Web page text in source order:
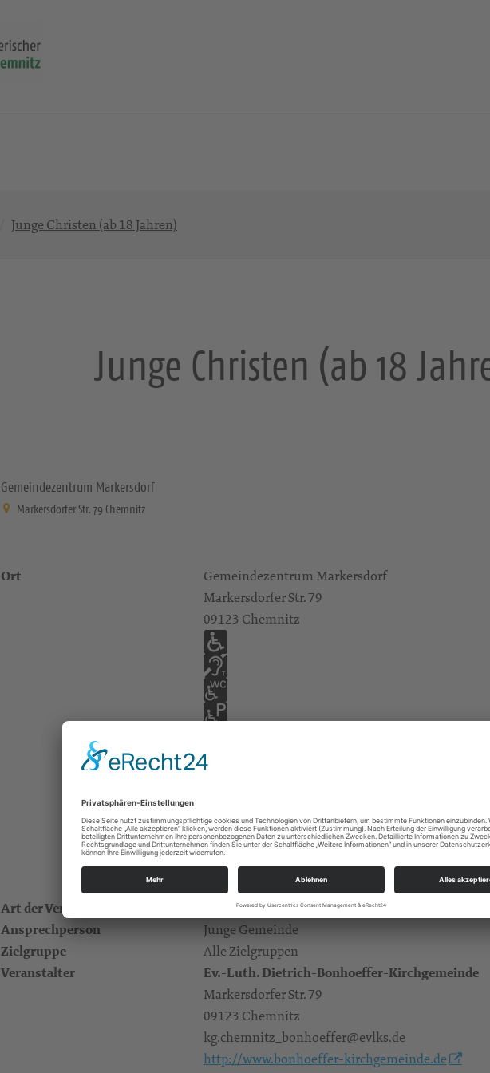
Junge Christen (ab 18 Jahren)
Junge Christen (ab 18
Gemeindezentrum Markersdorf
Markersdorfer Str. 79 Chemnitz
Ort
Gemeindezentrum Markersdorf
Markersdorfer Str. 79
09123 Chemnitz
Art der Veranstaltung Gruppen/Kreise
Ansprechperson Junge Gemeinde
Zielgruppe Alle Zielgruppen
Veranstalter Ev.-Luth. Dietrich-Bonhoeffer-Kirchgemeinde
Markersdorfer Str. 79
09123 Chemnitz
kg.chemnitz_bonhoeffer@evlks.de
http://www.bonhoeffer-kirchgemeinde.de